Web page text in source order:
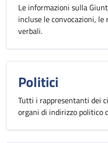
Le informazioni sulla
incluse le convocazioni,
verbali.
Politici
Tutti i rappresentanti dei
organi di indirizzo politico